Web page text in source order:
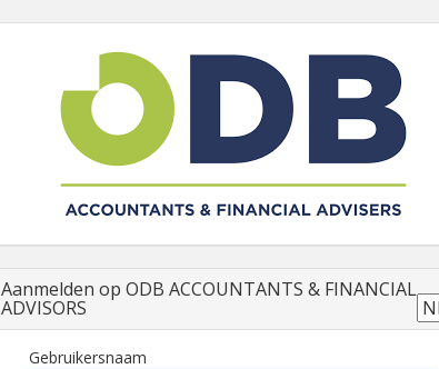
Aanmelden op ODB ACCOUNTANTS & FINANCIAL
ADVISORS
Gebruikersnaam